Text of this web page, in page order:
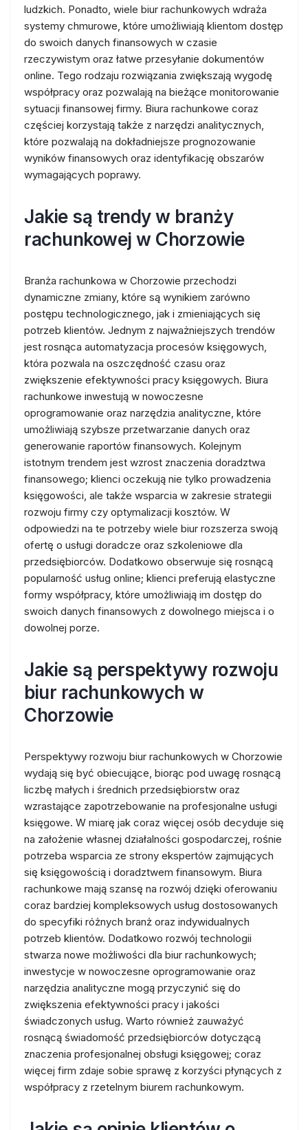
ludzkich. Ponadto, wiele biur rachunkowych wdraża
systemy chmurowe, które umożliwiają klientom dostęp
do swoich danych finansowych w czasie
rzeczywistym oraz łatwe przesyłanie dokumentów
online. Tego rodzaju rozwiązania zwiększają wygodę
współpracy oraz pozwalają na bieżące monitorowanie
sytuacji finansowej firmy. Biura rachunkowe coraz
częściej korzystają także z narzędzi analitycznych,
które pozwalają na dokładniejsze prognozowanie
wyników finansowych oraz identyfikację obszarów
wymagających poprawy.
Jakie są trendy w branży
rachunkowej w Chorzowie
Branża rachunkowa w Chorzowie przechodzi
dynamiczne zmiany, które są wynikiem zarówno
postępu technologicznego, jak i zmieniających się
potrzeb klientów. Jednym z najważniejszych trendów
jest rosnąca automatyzacja procesów księgowych,
która pozwala na oszczędność czasu oraz
zwiększenie efektywności pracy księgowych. Biura
rachunkowe inwestują w nowoczesne
oprogramowanie oraz narzędzia analityczne, które
umożliwiają szybsze przetwarzanie danych oraz
generowanie raportów finansowych. Kolejnym
istotnym trendem jest wzrost znaczenia doradztwa
finansowego; klienci oczekują nie tylko prowadzenia
księgowości, ale także wsparcia w zakresie strategii
rozwoju firmy czy optymalizacji kosztów. W
odpowiedzi na te potrzeby wiele biur rozszerza swoją
ofertę o usługi doradcze oraz szkoleniowe dla
przedsiębiorców. Dodatkowo obserwuje się rosnącą
popularność usług online; klienci preferują elastyczne
formy współpracy, które umożliwiają im dostęp do
swoich danych finansowych z dowolnego miejsca i o
dowolnej porze.
Jakie są perspektywy rozwoju
biur rachunkowych w
Chorzowie
Perspektywy rozwoju biur rachunkowych w Chorzowie
wydają się być obiecujące, biorąc pod uwagę rosnącą
liczbę małych i średnich przedsiębiorstw oraz
wzrastające zapotrzebowanie na profesjonalne usługi
księgowe. W miarę jak coraz więcej osób decyduje się
na założenie własnej działalności gospodarczej, rośnie
potrzeba wsparcia ze strony ekspertów zajmujących
się księgowością i doradztwem finansowym. Biura
rachunkowe mają szansę na rozwój dzięki oferowaniu
coraz bardziej kompleksowych usług dostosowanych
do specyfiki różnych branż oraz indywidualnych
potrzeb klientów. Dodatkowo rozwój technologii
stwarza nowe możliwości dla biur rachunkowych;
inwestycje w nowoczesne oprogramowanie oraz
narzędzia analityczne mogą przyczynić się do
zwiększenia efektywności pracy i jakości
świadczonych usług. Warto również zauważyć
rosnącą świadomość przedsiębiorców dotyczącą
znaczenia profesjonalnej obsługi księgowej; coraz
więcej firm zdaje sobie sprawę z korzyści płynących z
współpracy z rzetelnym biurem rachunkowym.